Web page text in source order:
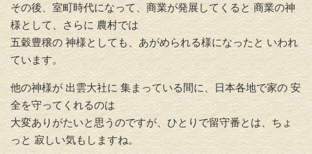
その後、 室町時代になって、商業が発展してくると 商業の神
様として、
さらに 農村では
五穀豊穣の 神様としても、あがめられる様になったと いわれ
ています。
他の神様が 出雲大社に 集まっている間に、 日本各地で家の 安
全を守ってくれるのは
大変ありがたいと思うのですが、ひとりで留守番とは、ちょ
っと 寂しい気もしますね。